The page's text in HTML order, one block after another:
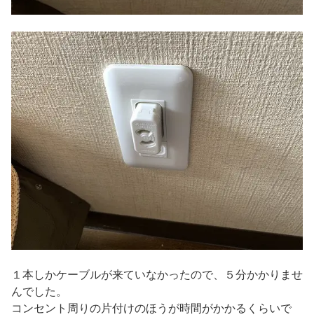
１本しかケーブルが来ていなかったので、５分かかりませ
んでした。
コンセント周りの片付けのほうが時間がかかるくらいで